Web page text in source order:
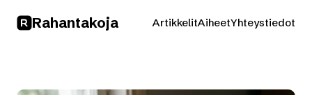
Rahantakoja ArtikkelitAiheetYhteystiedot